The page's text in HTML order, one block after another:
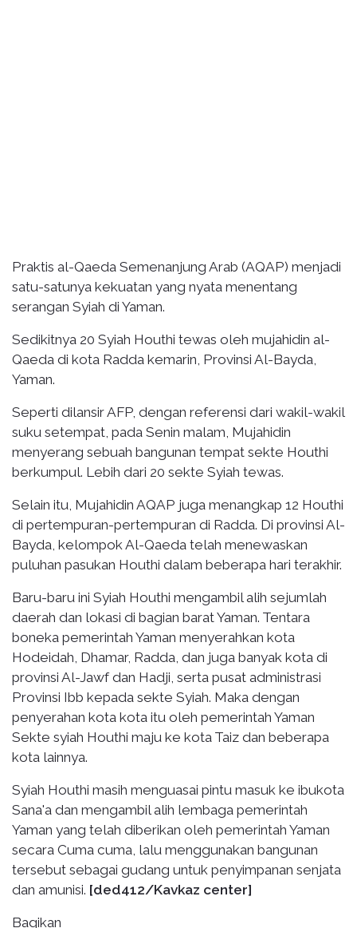
Praktis al-Qaeda Semenanjung Arab (AQAP) menjadi
satu-satunya kekuatan yang nyata menentang
serangan Syiah di Yaman.
Sedikitnya 20 Syiah Houthi tewas oleh mujahidin al-
Qaeda di kota Radda kemarin, Provinsi Al-Bayda,
Yaman.
Seperti dilansir AFP, dengan referensi dari wakil-wakil
suku setempat, pada Senin malam, Mujahidin
menyerang sebuah bangunan tempat sekte Houthi
berkumpul. Lebih dari 20 sekte Syiah tewas.
Selain itu, Mujahidin AQAP juga menangkap 12 Houthi
di pertempuran-pertempuran di Radda. Di provinsi Al-
Bayda, kelompok Al-Qaeda telah menewaskan
puluhan pasukan Houthi dalam beberapa hari terakhir.
Baru-baru ini Syiah Houthi mengambil alih sejumlah
daerah dan lokasi di bagian barat Yaman. Tentara
boneka pemerintah Yaman menyerahkan kota
Hodeidah, Dhamar, Radda, dan juga banyak kota di
provinsi Al-Jawf dan Hadji, serta pusat administrasi
Provinsi Ibb kepada sekte Syiah. Maka dengan
penyerahan kota kota itu oleh pemerintah Yaman
Sekte syiah Houthi maju ke kota Taiz dan beberapa
kota lainnya.
Syiah Houthi masih menguasai pintu masuk ke ibukota
Sana'a dan mengambil alih lembaga pemerintah
Yaman yang telah diberikan oleh pemerintah Yaman
secara Cuma cuma, lalu menggunakan bangunan
tersebut sebagai gudang untuk penyimpanan senjata
dan amunisi. [ded412/Kavkaz center]
Bagikan